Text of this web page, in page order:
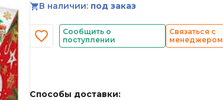
В наличии: под заказ
Сообщить о
поступлении
Связаться с
менеджером
Способы доставки: